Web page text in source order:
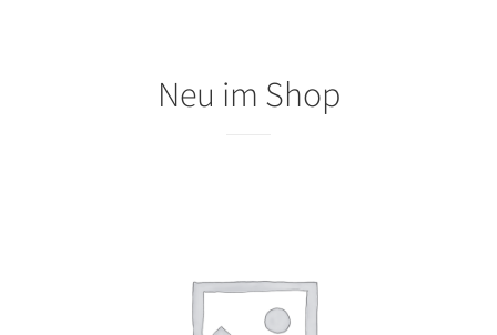
Neu im Shop